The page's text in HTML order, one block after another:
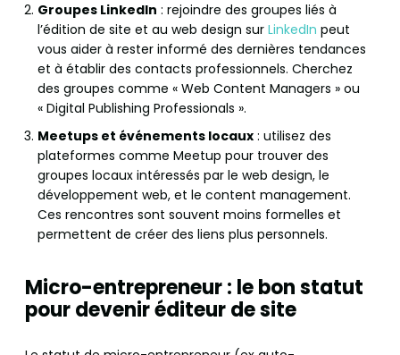
Groupes LinkedIn : rejoindre des groupes liés à
l’édition de site et au web design sur LinkedIn peut
vous aider à rester informé des dernières tendances
et à établir des contacts professionnels. Cherchez
des groupes comme « Web Content Managers » ou
« Digital Publishing Professionals ».
Meetups et événements locaux : utilisez des
plateformes comme Meetup pour trouver des
groupes locaux intéressés par le web design, le
développement web, et le content management.
Ces rencontres sont souvent moins formelles et
permettent de créer des liens plus personnels.
Micro-entrepreneur : le bon statut
pour devenir éditeur de site